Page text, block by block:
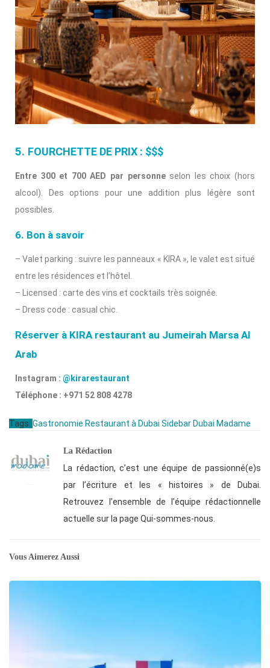
5. FOURCHETTE DE PRIX : $$$
Entre 300 et 700 AED par personneselon les choix (hors
alcool). Des options pour une addition plus légère sont
possibles.
6. Bon à savoir
– Valet parking : suivre les panneaux « KIRA », le valet est situé
entre les résidences et l’hôtel.
– Licensed : carte des vins et cocktails très soignée.
– Dress code : casual chic.
Réserver à KIRA restaurant au Jumeirah Marsa Al
Arab
Instagram : @kirarestaurant
Téléphone : +971 52 808 4278
Tags: Gastronomie Restaurant à Dubai Sidebar Dubai Madame
La Rédaction
La rédaction, c’est une équipe de passionné(e)s
par l’écriture et les « histoires » de Dubai.
Retrouvez l’ensemble de l’équipe rédactionnelle
actuelle sur la page Qui-sommes-nous.
Vous Aimerez Aussi